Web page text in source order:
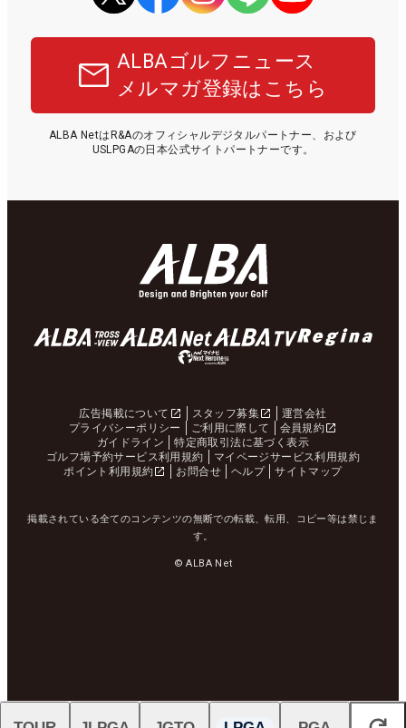
ALBAゴルフニュース
メルマガ登録はこちら
ALBA NetはR&Aのオフィシャルデジタルパートナー、および
USLPGAの日本公式サイトパートナーです。
広告掲載について スタッフ募集
運営会社
プライバシーポリシー
ご利用に際して
会員規約
ガイドライン
特定商取引法に基づく表示
ゴルフ場予約サービス利用規約
マイページサービス利用規約
ポイント利用規約
お問合せ ヘルプ サイトマップ
掲載されている全てのコンテンツの無断での転載、転用、コピー等は禁じま
す。
© ALBA Net